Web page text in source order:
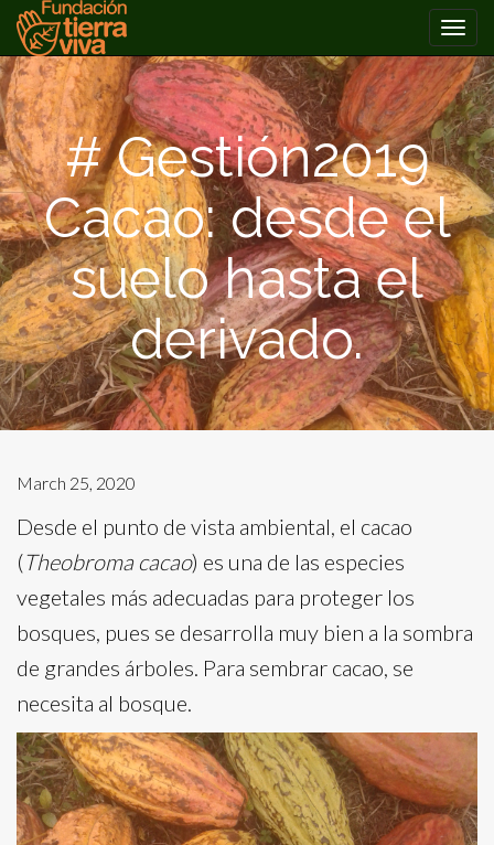
PRIMARY
MENU
Skip
to
content# Gestión2019
Cacao: desde el
suelo hasta el
derivado.
March 25, 2020
Desde el punto de vista ambiental, el cacao
(Theobroma cacao) es una de las especies
vegetales más adecuadas para proteger los
bosques, pues se desarrolla muy bien a la sombra
de grandes árboles. Para sembrar cacao, se
necesita al bosque.